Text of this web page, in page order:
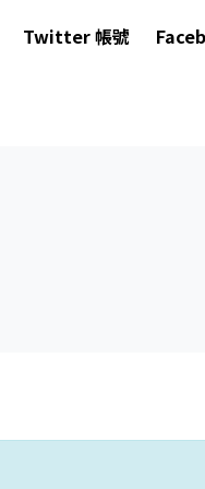
Twitter 帳號